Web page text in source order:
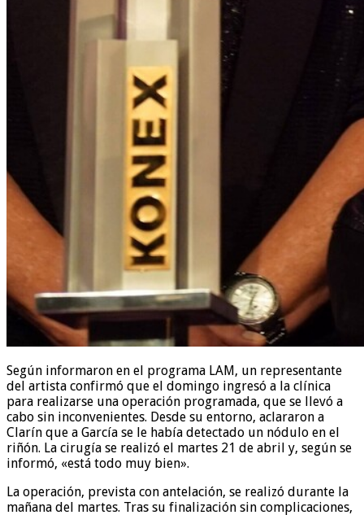
Según informaron en el programa LAM, un representante
del artista confirmó que el domingo ingresó a la clínica
para realizarse una operación programada, que se llevó a
cabo sin inconvenientes. Desde su entorno, aclararon a
Clarín que a García se le había detectado un nódulo en el
riñón. La cirugía se realizó el martes 21 de abril y, según se
informó, «está todo muy bien».
La operación, prevista con antelación, se realizó durante la
mañana del martes. Tras su finalización sin complicaciones,